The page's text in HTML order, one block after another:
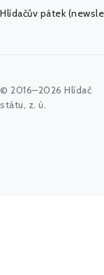
Hlídačův pátek
© 2016–2026 Hlídač
státu, z. ú.